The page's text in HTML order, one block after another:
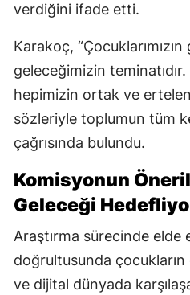
verdiğini ifade etti.
Karakoç,
geleceğimizin
hepimizin ortak ve
sözleriyle toplumun tüm
çağrısında bulundu.
Komisyonun
Geleceği
Araştırma sürecinde elde
doğrultusunda
ve dijital dünyada